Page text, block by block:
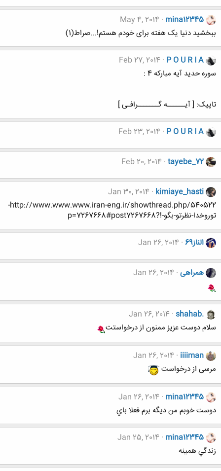
mina12345
May 4, 2014
ببخشید دنیا یک هفته برای خودم هستم!...صراط(1)
P O U R I A
Feb 27, 2014
سوره حدید آیه مبارکه 4 :
تاپیک: [ آیــــــه گـــــــرافـی ]
P O U R I A
Feb 23, 2014
tayebe_72
Feb 20, 2014
kimiaye_hasti
Jan 30, 2014
http://www.www.www.iran-eng.ir/showthread.php/540522-
توروخدا-نظرتو-بگو-!?p=7267668#post7267668
الناز69 Jan 26, 2014
همراهی Jan 26, 2014
shahab.
Jan 26, 2014
سلام دوست عزیز ممنون از درخواستت
iiiiman
Jan 26, 2014
مرسی از درخواست
mina12345
Jan 26, 2014
دوست خوبم من ديگه برم فعلا باي
mina12345
Jan 25, 2014
زندگي همينه